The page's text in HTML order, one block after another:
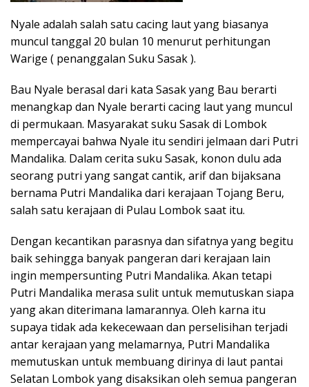
Nyale adalah salah satu cacing laut yang biasanya
muncul tanggal 20 bulan 10 menurut perhitungan
Warige ( penanggalan Suku Sasak ).
Bau Nyale berasal dari kata Sasak yang Bau berarti
menangkap dan Nyale berarti cacing laut yang muncul
di permukaan. Masyarakat suku Sasak di Lombok
mempercayai bahwa Nyale itu sendiri jelmaan dari Putri
Mandalika. Dalam cerita suku Sasak, konon dulu ada
seorang putri yang sangat cantik, arif dan bijaksana
bernama Putri Mandalika dari kerajaan Tojang Beru,
salah satu kerajaan di Pulau Lombok saat itu.
Dengan kecantikan parasnya dan sifatnya yang begitu
baik sehingga banyak pangeran dari kerajaan lain
ingin mempersunting Putri Mandalika. Akan tetapi
Putri Mandalika merasa sulit untuk memutuskan siapa
yang akan diterimana lamarannya. Oleh karna itu
supaya tidak ada kekecewaan dan perselisihan terjadi
antar kerajaan yang melamarnya, Putri Mandalika
memutuskan untuk membuang dirinya di laut pantai
Selatan Lombok yang disaksikan oleh semua pangeran